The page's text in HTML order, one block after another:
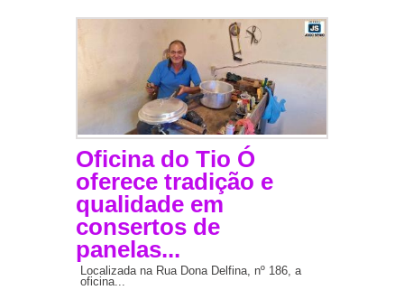
Oficina do Tio Ó
oferece tradição e
qualidade em
consertos de
panelas...
Localizada na Rua Dona Delfina, nº 186, a
oficina...